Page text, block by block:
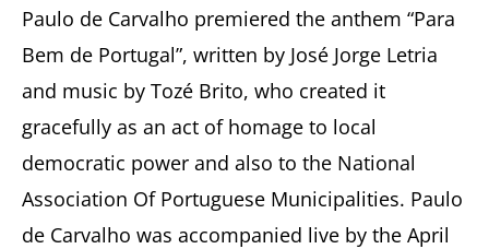
Paulo de Carvalho premiered the anthem “Para
Bem de Portugal”, written by José Jorge Letria
and music by Tozé Brito, who created it
gracefully as an act of homage to local
democratic power and also to the National
Association Of Portuguese Municipalities. Paulo
de Carvalho was accompanied live by the April